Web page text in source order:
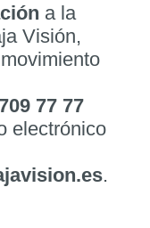
a la
Visión,
77 77
electrónico
.